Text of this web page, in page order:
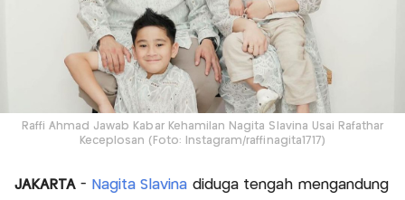
Raffi Ahmad Jawab Kabar Kehamilan Nagita Slavina Usai Rafathar
Keceplosan (Foto: Instagram/raffinagita1717)
JAKARTA- Nagita Slavina diduga tengah mengandung